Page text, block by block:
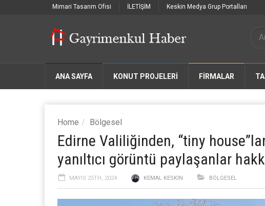
Mimari Tasarım Ofisi İLETİŞİM Keskin Medya Grup Portalları
ANA SAYFA KONUT PROJELERİ FIRMALAR
Home Bölgesel
Edirne Valiliğinden, “tiny
yanıltıcı görüntü paylaşanlar
MAYIS 25TH, 2024 KEMAL KESKIN BÖLGESEL